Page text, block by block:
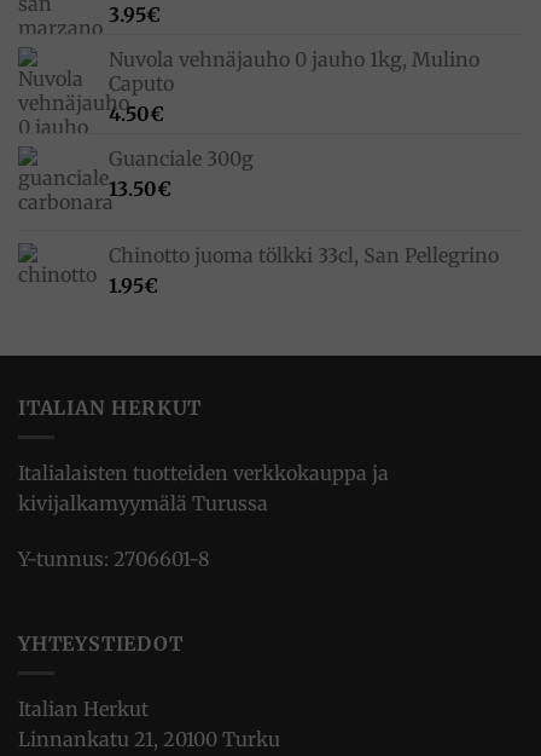
3.95€
Nuvola vehnäjauho 0 jauho 1kg, Mulino
Caputo
4.50€
Guanciale 300g
13.50€
Chinotto juoma tölkki 33cl, San Pellegrino
1.95€
ITALIAN HERKUT
Italialaisten tuotteiden verkkokauppa ja
kivijalkamyymälä Turussa
Y-tunnus: 2706601-8
YHTEYSTIEDOT
Italian Herkut
Linnankatu 21, 20100 Turku